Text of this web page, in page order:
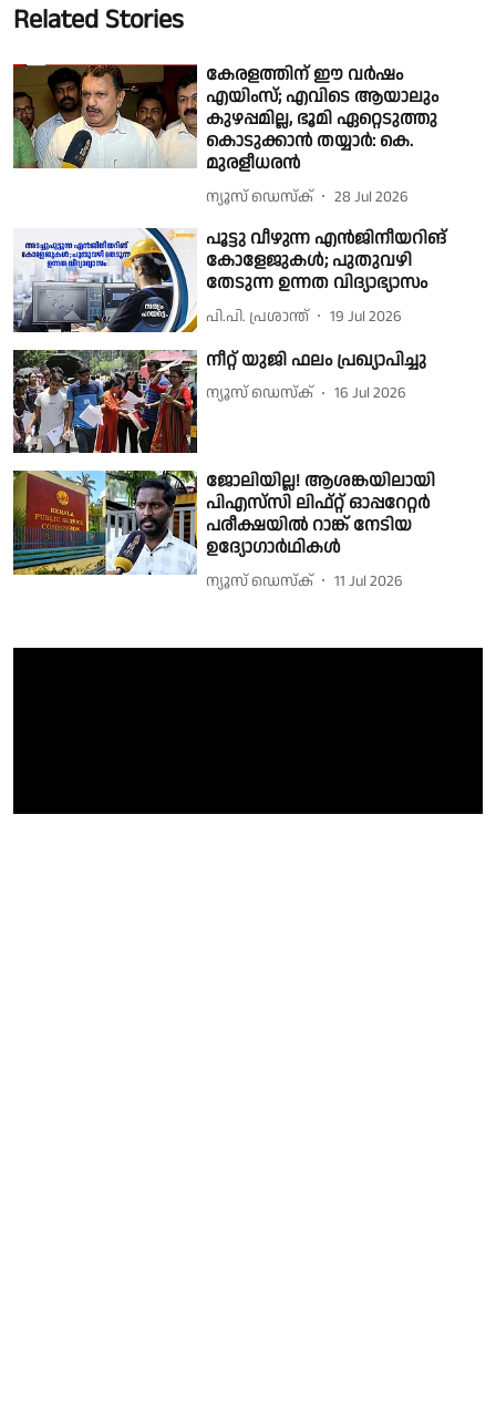
Related Stories
കേരളത്തിന് ഈ വര്‍ഷം
എയിംസ്; എവിടെ ആയാലും
കുഴപ്പമില്ല, ഭൂമി ഏറ്റെടുത്തു
കൊടുക്കാന്‍ തയ്യാര്‍: കെ.
മുരളീധരന്‍
ന്യൂസ് ഡെസ്ക് 28 Jul 2026
പൂട്ടു വീഴുന്ന എൻജിനീയറിങ്​
കോളേജുകൾ; പുതുവഴി
തേടുന്ന ഉന്നത വിദ്യാഭ്യാസം
പി.പി. പ്രശാന്ത് 19 Jul 2026
നീറ്റ് യു‌ജി ഫലം പ്രഖ്യാപിച്ചു
ന്യൂസ് ഡെസ്ക് 16 Jul 2026
ജോലിയില്ല! ആശങ്കയിലായി
പിഎസ്‌സി ലിഫ്റ്റ് ഓപ്പറേറ്റർ
പരീക്ഷയിൽ റാങ്ക് നേടിയ
ഉദ്യോഗാർഥികൾ
ന്യൂസ് ഡെസ്ക് 11 Jul 2026